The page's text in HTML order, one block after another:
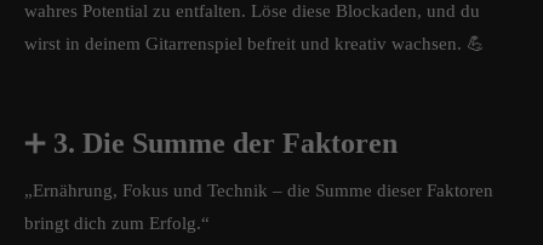
wahres Potential zu entfalten. Löse diese Blockaden, und du
wirst in deinem Gitarrenspiel befreit und kreativ wachsen. 💪
➕ 3. Die Summe der Faktoren
„Ernährung, Fokus und Technik – die Summe dieser Faktoren
bringt dich zum Erfolg.“